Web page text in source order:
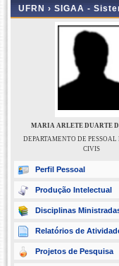
UFRN › SIGAA -
MARIA ARLETE DUARTE
DEPARTAMENTO DE PESSOAL
CIVIS
Perfil Pessoal
Produção Intelectual
Disciplinas
Relatórios de
Projetos de Pesquisa